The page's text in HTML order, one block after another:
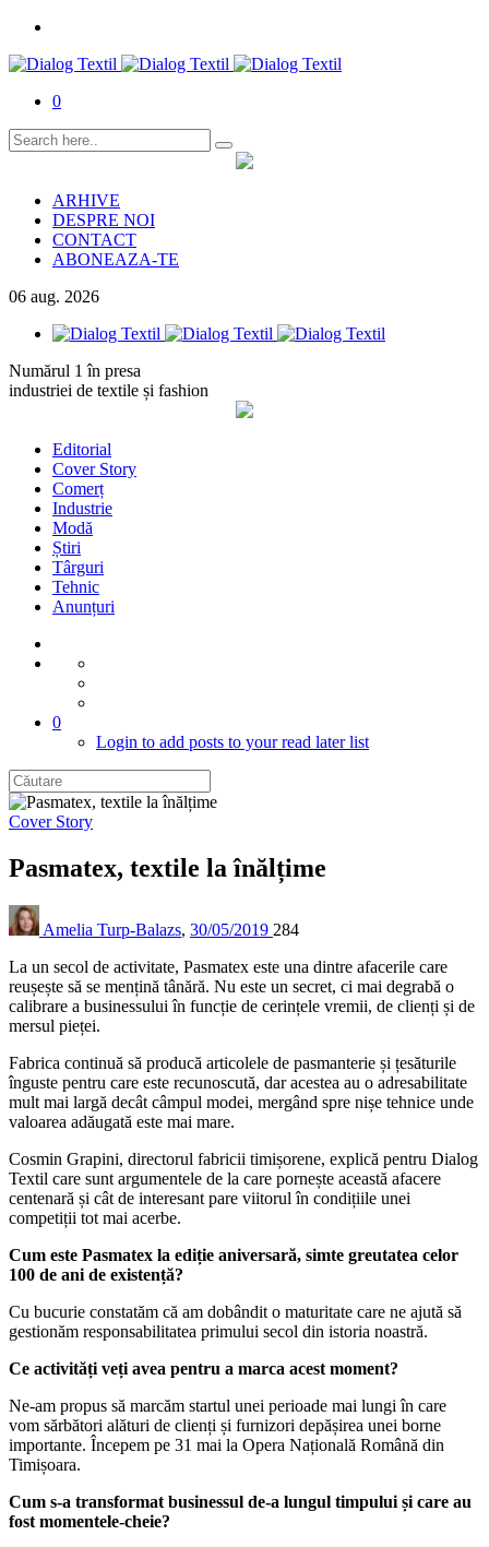
0
ARHIVE
DESPRE NOI
CONTACT
ABONEAZA-TE
06 aug. 2026
Numărul 1 în presa
industriei de textile și fashion
Editorial
Cover Story
Comerț
Industrie
Modă
Știri
Târguri
Tehnic
Anunțuri
0
Login to add posts to your read later list
Cover Story
Pasmatex, textile la înălțime
Amelia Turp-Balazs, 30/05/2019 284
La un secol de activitate, Pasmatex este una dintre afacerile care
reușește să se mențină tânără. Nu este un secret, ci mai degrabă o
calibrare a businessului în funcție de cerințele vremii, de clienți și de
mersul pieței.
Fabrica continuă să producă articolele de pasmanterie și țesăturile
înguste pentru care este recunoscută, dar acestea au o adresabilitate
mult mai largă decât câmpul modei, mergând spre nișe tehnice unde
valoarea adăugată este mai mare.
Cosmin Grapini, directorul fabricii timișorene, explică pentru Dialog
Textil care sunt argumentele de la care pornește această afacere
centenară și cât de interesant pare viitorul în condițiile unei
competiții tot mai acerbe.
Cum este Pasmatex la ediție aniversară, simte greutatea celor
100 de ani de existență?
Cu bucurie constatăm că am dobândit o maturitate care ne ajută să
gestionăm responsabilitatea primului secol din istoria noastră.
Ce activități veți avea pentru a marca acest moment?
Ne-am propus să marcăm startul unei perioade mai lungi în care
vom sărbători alături de clienți și furnizori depășirea unei borne
importante. Începem pe 31 mai la Opera Națională Română din
Timișoara.
Cum s-a transformat businessul de-a lungul timpului și care au
fost momentele-cheie?